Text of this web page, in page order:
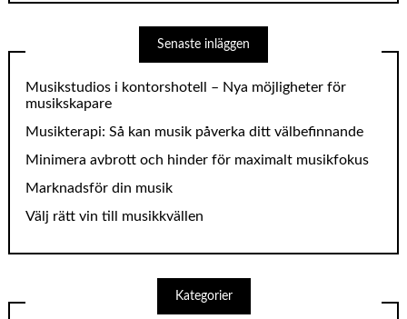
Senaste inläggen
Musikstudios i kontorshotell – Nya möjligheter för
musikskapare
Musikterapi: Så kan musik påverka ditt välbefinnande
Minimera avbrott och hinder för maximalt musikfokus
Marknadsför din musik
Välj rätt vin till musikkvällen
Kategorier